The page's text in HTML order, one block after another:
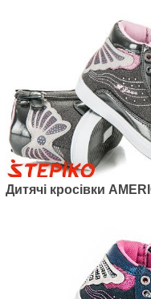
American club 137/
1045
Дитячі кросівки